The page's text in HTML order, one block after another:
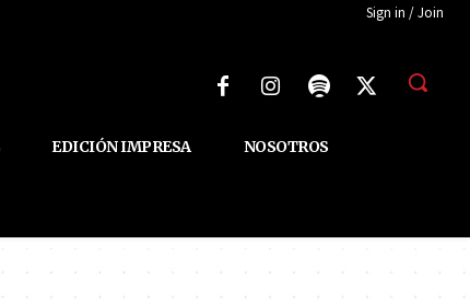
Sign in / Join
EDICIÓN IMPRESA NOSOTROS